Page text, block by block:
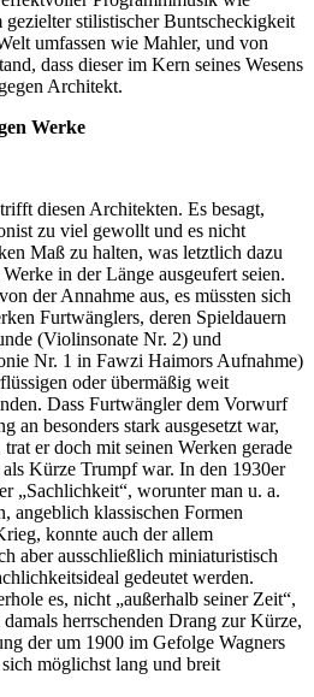
stilistischer Buntscheckigkeit
umfassen wie Mahler, und von
dass dieser im Kern seines Wesens
Architekt.
Werke
diesen Architekten. Es besagt,
zu viel gewollt und es nicht
Maß zu halten, was letztlich dazu
in der Länge ausgeufert seien.
der Annahme aus, es müssten sich
Furtwänglers, deren Spieldauern
(Violinsonate Nr. 2) und
Nr. 1 in Fawzi Haimors Aufnahme)
oder übermäßig weit
Dass Furtwängler dem Vorwurf
an besonders stark ausgesetzt war,
er doch mit seinen Werken gerade
Kürze Trumpf war. In den 1930er
„Sachlichkeit“, worunter man u. a.
angeblich klassischen Formen
konnte auch der allem
aber ausschließlich miniaturistisch
gedeutet werden.
es, nicht „außerhalb seiner Zeit“,
herrschenden Drang zur Kürze,
der um 1900 im Gefolge Wagners
möglichst lang und breit